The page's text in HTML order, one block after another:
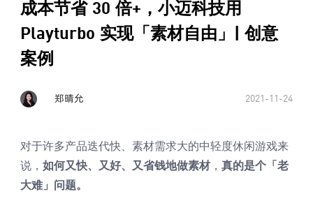
成本节省 30 倍+，小迈科技用
Playturbo 实现「素材自由」| 创意
案例
郑晴允 2021-11-24
对于许多产品迭代快、素材需求大的中轻度休闲游戏来
说， 如何又快、又好、又省钱地做素材， 真的是个「老
大难」问题。